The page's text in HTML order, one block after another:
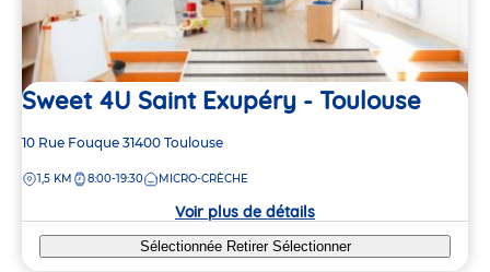
Sweet 4U Saint Exupéry - Toulouse
Adresse
la
10 Rue Fouque 31400 Toulouse
DISTANCE
1,5 KM 8:00-19:30 MICRO-CRÈCHE
Voir plus de détails
Sélectionnée Retirer Sélectionner